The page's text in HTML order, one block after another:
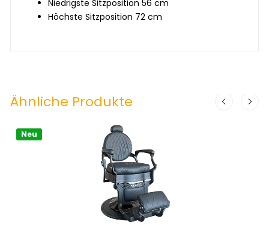
Niedrigste Sitzposition 56 cm
Höchste Sitzposition 72 cm
Ähnliche Produkte
Neu